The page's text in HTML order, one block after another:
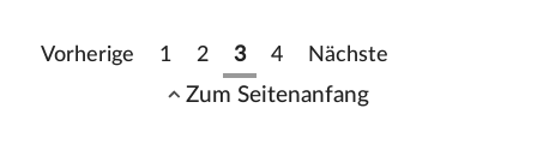
Vorherige 1 2 3 4 Nächste
Zum Seitenanfang